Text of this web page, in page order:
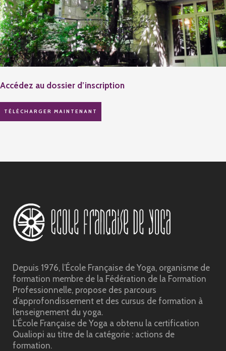
Accédez au dossier d’inscription
TÉLÉCHARGER MAINTENANT
Depuis 1976, l’École Française de Yoga, organisme de
formation membre de la Fédération de la Formation
Professionnelle, propose des parcours
d’approfondissement et des cursus de formation à
l’enseignement du yoga.
L’École Française de Yoga a obtenu la certification
Qualiopi au titre de la catégorie : actions de
formation.